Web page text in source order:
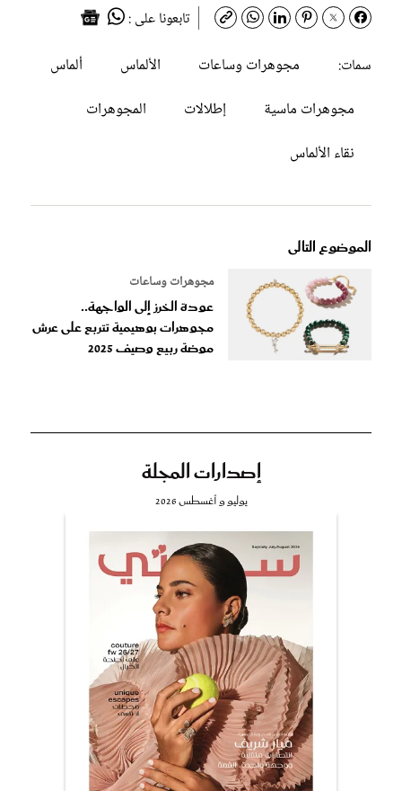
تابعونا على :
سمات:
مجوهرات وساعات الألماس
ألماس
مجوهرات ماسية
إطلالات
المجوهرات
نقاء الألماس
الموضوع التالى
مجوهرات وساعات
عودة الخرز إلى الواجهة..
مجوهرات بوهيمية تتربع على عرش
موضة ربيع وصيف 2025
إصدارات المجلة
يوليو و أغسطس 2026